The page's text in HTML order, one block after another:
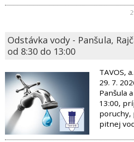
Odstávka vody - Panšula,
od 8:30 do 13:00
TAVOS,
29. 7.
Panšula
13:00,
poruchy,
pitnej